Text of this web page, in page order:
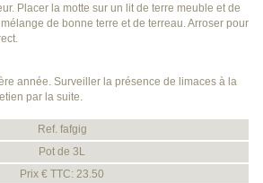
Placer la motte sur un lit de terre meuble et de
de bonne terre et de terreau. Arroser pour
année. Surveiller la présence de limaces à la
par la suite.
Ref. fafgig
Pot de 3L
Prix € TTC: 23.50